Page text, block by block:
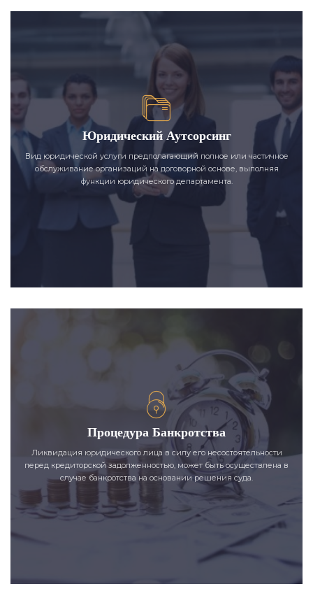
Юридический Аутсорсинг
Вид юридической услуги предполагающий полное или частичное
обслуживание организаций на договорной основе, выполняя
функции юридического департамента.
Процедура Банкротства
Ликвидация юридического лица в силу его несостоятельности
перед кредиторской задолженностью, может быть осуществлена в
случае банкротства на основании решения суда.